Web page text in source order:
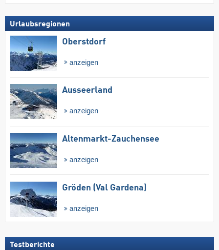
Urlaubsregionen
Oberstdorf
anzeigen
Ausseerland
anzeigen
Altenmarkt-Zauchensee
anzeigen
Gröden (Val Gardena)
anzeigen
Testberichte